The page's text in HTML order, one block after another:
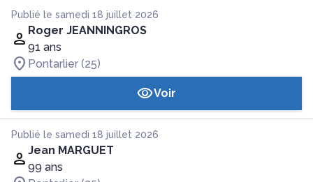
Publié le samedi 18 juillet 2026
Roger JEANNINGROS
91 ans
Pontarlier (25)
Voir
Publié le samedi 18 juillet 2026
Jean MARGUET
99 ans